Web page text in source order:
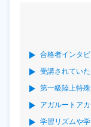
合格者インタ
受講されてい
第一級陸上特
アガルートア
学習リズムや